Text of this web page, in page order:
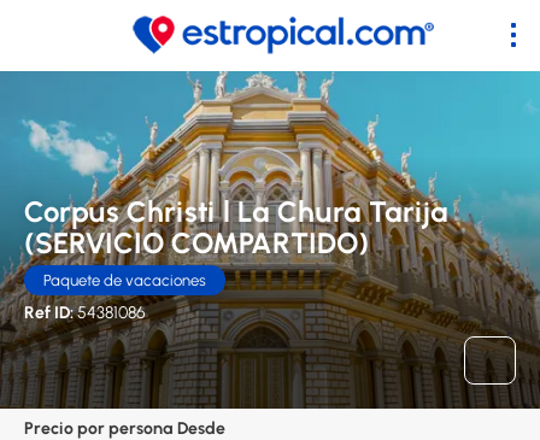
Corpus Christi l La Chura Tarija
(SERVICIO COMPARTIDO)
Paquete de vacaciones
Ref ID:54381086
Precio por persona Desde